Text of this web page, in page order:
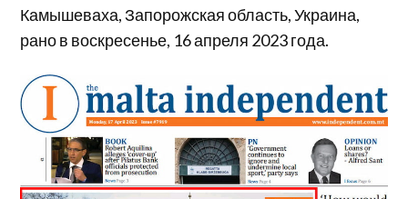
Камышеваха, Запорожская область, Украина,
рано в воскресенье, 16 апреля 2023 года.